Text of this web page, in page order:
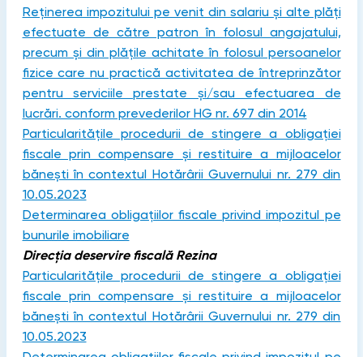
Reținerea impozitului pe venit din salariu și alte plăți
efectuate de către patron în folosul angajatului,
precum și din plățile achitate în folosul persoanelor
fizice care nu practică activitatea de întreprinzător
pentru serviciile prestate și/sau efectuarea de
lucrări. conform prevederilor HG nr. 697 din 2014
Particularitățile procedurii de stingere a obligației
fiscale prin compensare și restituire a mijloacelor
bănești în contextul Hotărârii Guvernului nr. 279 din
10.05.2023
Determinarea obligațiilor fiscale privind impozitul pe
bunurile imobiliare
Direcția deservire fiscală Rezina
Particularitățile procedurii de stingere a obligației
fiscale prin compensare și restituire a mijloacelor
bănești în contextul Hotărârii Guvernului nr. 279 din
10.05.2023